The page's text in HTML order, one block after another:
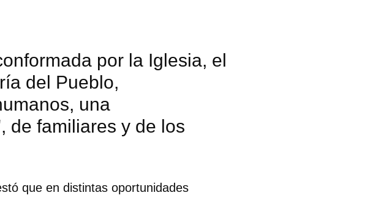
por la Iglesia, el
del Pueblo,
una
de familiares y de los
que en distintas oportunidades